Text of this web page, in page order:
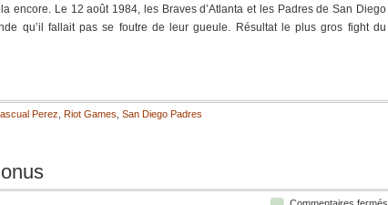
encore. Le 12 août 1984, les Braves d’Atlanta et les Padres de San Diego
qu’il fallait pas se foutre de leur gueule. Résultat le plus gros fight du
Perez Riot Games San Diego Padres